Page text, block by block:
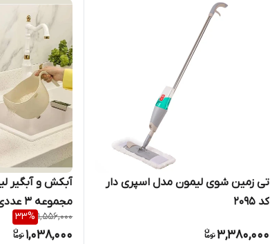
تی زمین شوی لیمون مدل اسپری دار
کد 2095
3,380,000
مجموعه 3 عددی
1,556,000
33%
1,038,000